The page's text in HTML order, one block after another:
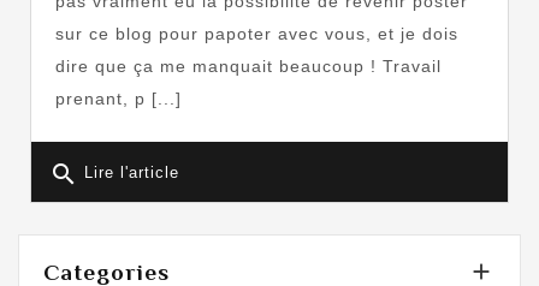
sur ce blog pour papoter avec vous, et je dois
dire que ça me manquait beaucoup ! Travail
prenant, p [...]
search Lire l'article
Categories 